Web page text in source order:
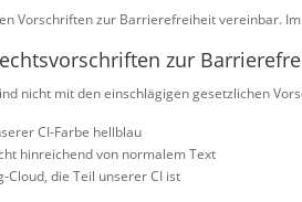
Vorschriften zur Barrierefreiheit vereinbar.
zur
nicht mit den einschlägigen gesetzlichen
CI-Farbe hellblau
hinreichend von normalem Text
die Teil unserer CI ist